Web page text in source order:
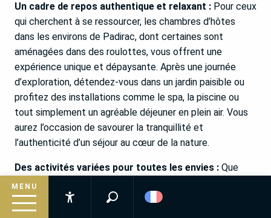
MENU
Recherche
Un cadre de repos authentique et relaxant : Pour ceux
qui cherchent à se ressourcer, les chambres d’hôtes
dans les environs de Padirac, dont certaines sont
aménagées dans des roulottes, vous offrent une
expérience unique et dépaysante. Après une journée
d’exploration, détendez-vous dans un jardin paisible ou
profitez des installations comme le spa, la piscine ou
tout simplement un agréable déjeuner en plein air. Vous
aurez l’occasion de savourer la tranquillité et
l’authenticité d’un séjour au cœur de la nature.
Des activités variées pour toutes les envies : Que
vous soyez férus d’aventure, d’histoire ou de moments
de détente, Padirac propose une large gamme
d’activités. Entre la descente en barque dans le gouffre,